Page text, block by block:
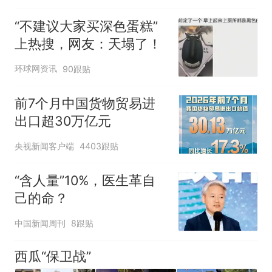
“不建议大家买深色蛋糕”
上热搜，网友：天塌了！
环球网资讯 90跟贴
前7个月中国货物贸易进
出口超30万亿元
央视新闻客户端 4403跟贴
“含人量”10%，医生革自
己的命？
中国新闻周刊 8跟贴
西瓜“保卫战”